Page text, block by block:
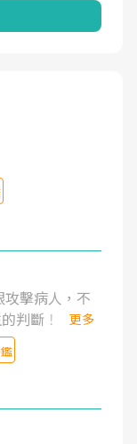
擊病人，不
判斷！
更多